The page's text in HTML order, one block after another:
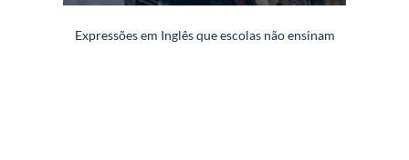
Expressões em Inglês que escolas não ensinam